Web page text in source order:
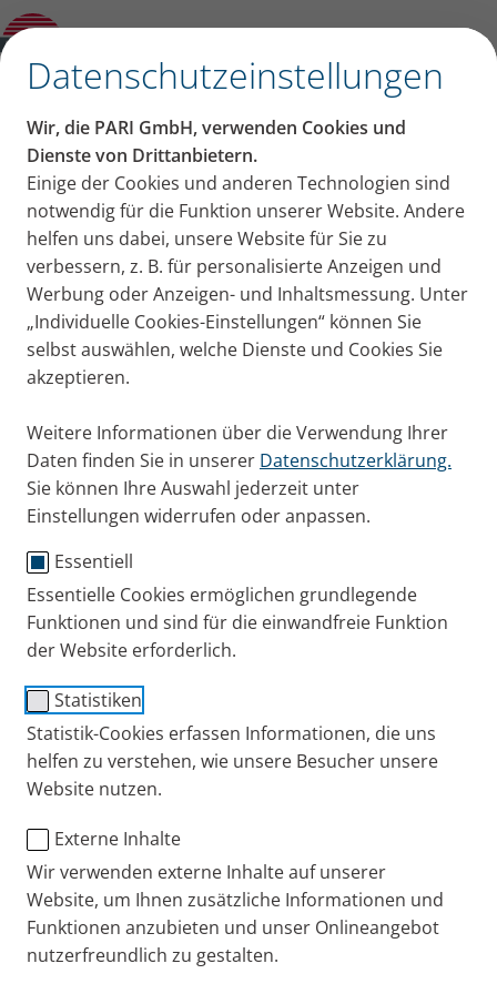
Datenschutzeinstellungen
Wir, die PARI GmbH, verwenden Cookies und
Dienste von Drittanbietern.
Einige der Cookies und anderen Technologien sind
notwendig für die Funktion unserer Website. Andere
helfen uns dabei, unsere Website für Sie zu
verbessern, z. B. für personalisierte Anzeigen und
Werbung oder Anzeigen- und Inhaltsmessung. Unter
„Individuelle Cookies-Einstellungen“ können Sie
selbst auswählen, welche Dienste und Cookies Sie
akzeptieren.
Weitere Informationen über die Verwendung Ihrer
Daten finden Sie in unserer Datenschutzerklärung.
Sie können Ihre Auswahl jederzeit unter
Einstellungen widerrufen oder anpassen.
Essentiell
Essentielle Cookies ermöglichen grundlegende
Funktionen und sind für die einwandfreie Funktion
der Website erforderlich.
Statistiken
Statistik-Cookies erfassen Informationen, die uns
helfen zu verstehen, wie unsere Besucher unsere
Website nutzen.
Externe Inhalte
Wir verwenden externe Inhalte auf unserer
Website, um Ihnen zusätzliche Informationen und
Funktionen anzubieten und unser Onlineangebot
nutzerfreundlich zu gestalten.
Presseinfo – PARI erhält die Auszeichnung
„Deutsche Marken Ikone“
PARI Presseportal
Pressemitteilungen, Bildmaterial und Aktuelles von
PARI für Ihre Pressearbeit
Herzlich willkommen im PARI
Presseportal.
Hier finden Sie unsere Pressemitteilungen von PARI
und alle Informationen zur PARI Group.
Selbstverständlich möchten wir Ihre Arbeit auch mit
speziellem Bildmaterial unterstützen. Daher finden
Sie auch einen Bilderdownload, den Sie nach
Zustimmung der Nutzungsbestimmungen kostenfrei
Sie wollen tiefere Recherchen anstellen? Wir haben
für Sie wissenschaftliche Informationen
Studienergebnisse zur Wirksamkeit und Sicherheit
der Feuchtinhalationstherapie mit der
3%igen Inhalationslösung plus
dazugehörige Erfahrungen aus der stationären
Kinder- und Jugendrehabilitation.